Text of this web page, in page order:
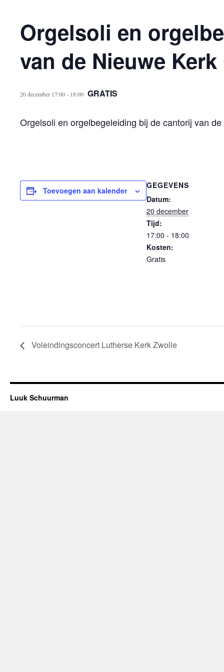
Orgelsoli en
van de Nieuwe
20 december 17:00- 18:00 GRATIS
Orgelsoli en orgelbegeleiding bij de cantorij van
Toevoegen aan kalender
GEGEVENS
Datum:
20 december
Tijd:
17:00 - 18:00
Kosten:
Gratis
Voleindingsconcert Lutherse Kerk Zwolle
Luuk Schuurman